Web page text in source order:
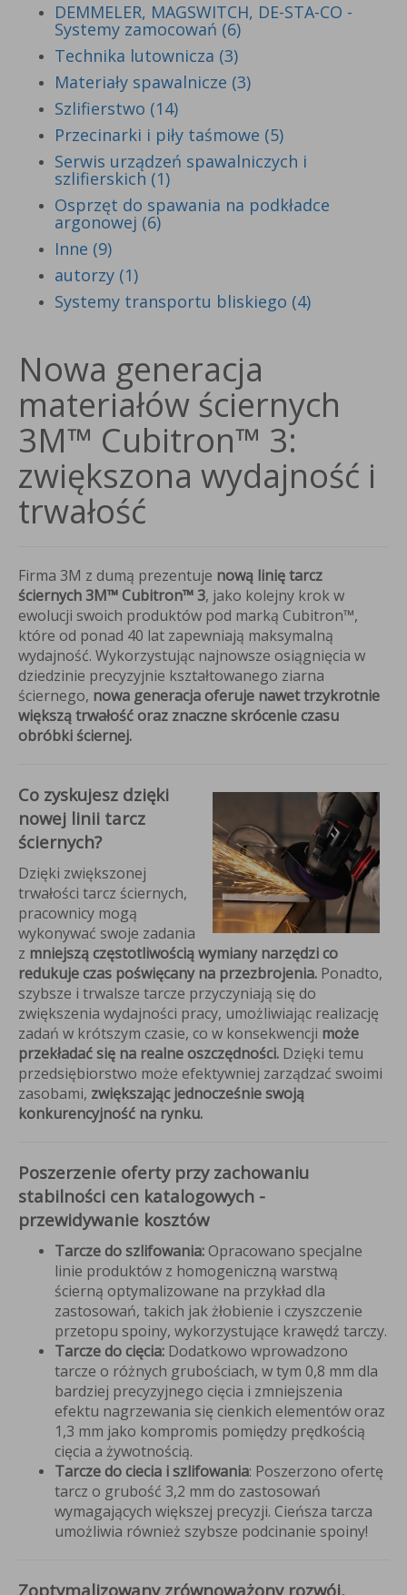
DEMMELER, MAGSWITCH, DE-STA-CO -
Systemy zamocowań (6)
Technika lutownicza (3)
Materiały spawalnicze (3)
Szlifierstwo (14)
Przecinarki i piły taśmowe (5)
Serwis urządzeń spawalniczych i
szlifierskich (1)
Osprzęt do spawania na podkładce
argonowej (6)
Inne (9)
autorzy (1)
Systemy transportu bliskiego (4)
Nowa generacja
materiałów ściernych
3M™ Cubitron™ 3:
zwiększona wydajność i
trwałość
Firma 3M z dumą prezentuje nową linię tarcz
ściernych 3M™ Cubitron™ 3, jako kolejny krok w
ewolucji swoich produktów pod marką Cubitron™,
które od ponad 40 lat zapewniają maksymalną
wydajność. Wykorzystując najnowsze osiągnięcia w
dziedzinie precyzyjnie kształtowanego ziarna
ściernego, nowa generacja oferuje nawet trzykrotnie
większą trwałość oraz znaczne skrócenie czasu
obróbki ściernej.
Co zyskujesz dzięki
nowej linii tarcz
ściernych?
Dzięki zwiększonej
trwałości tarcz ściernych,
pracownicy mogą
wykonywać swoje zadania
z mniejszą częstotliwością wymiany narzędzi co
redukuje czas poświęcany na przezbrojenia. Ponadto,
szybsze i trwalsze tarcze przyczyniają się do
zwiększenia wydajności pracy, umożliwiając realizację
zadań w krótszym czasie, co w konsekwencji może
przekładać się na realne oszczędności. Dzięki temu
przedsiębiorstwo może efektywniej zarządzać swoimi
zasobami, zwiększając jednocześnie swoją
konkurencyjność na rynku.
Poszerzenie oferty przy zachowaniu
stabilności cen katalogowych -
przewidywanie kosztów
Tarcze do szlifowania:Opracowano specjalne
linie produktów z homogeniczną warstwą
ścierną optymalizowane na przykład dla
zastosowań, takich jak żłobienie i czyszczenie
przetopu spoiny, wykorzystujące krawędź tarczy.
Tarcze do cięcia: Dodatkowo wprowadzono
tarcze o różnych grubościach, w tym 0,8 mm dla
bardziej precyzyjnego cięcia i zmniejszenia
efektu nagrzewania się cienkich elementów oraz
1,3 mm jako kompromis pomiędzy prędkością
cięcia a żywotnością.
Tarcze do ciecia i szlifowania: Poszerzono ofertę
tarcz o grubość 3,2 mm do zastosowań
wymagających większej precyzji. Cieńsza tarcza
umożliwia również szybsze podcinanie spoiny!
Zoptymalizowany zrównoważony rozwój,